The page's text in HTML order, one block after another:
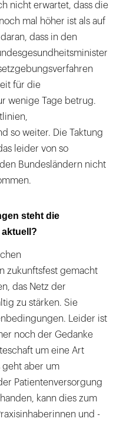
nicht erwartet, dass die
mal höher ist als auf
dass in den
für die
wenige Tage betrug.
so weiter. Die Taktung
leider von so
Bundesländern nicht
steht die
zukunftsfest gemacht
das Netz der
zu stärken. Sie
Leider ist
noch der Gedanke
um eine Art
geht aber um
Patientenversorgung
kann dies zum
und -